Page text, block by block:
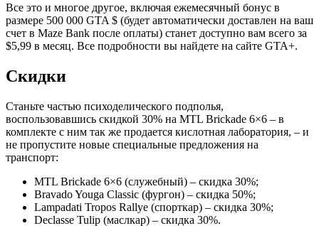
Все это и многое другое, включая ежемесячный бонус в
размере 500 000 GTA $ (будет автоматически доставлен на ваш
счет в Maze Bank после оплаты) станет доступно вам всего за
$5,99 в месяц. Все подробности вы найдете на сайте GTA+.
Скидки
Станьте частью психоделического подполья,
воспользовавшись скидкой 30% на MTL Brickade 6×6 – в
комплекте с ним так же продается кислотная лаборатория, – и
не пропустите новые специальные предложения на
транспорт:
MTL Brickade 6×6 (служебный) – скидка 30%;
Bravado Youga Classic (фургон) – скидка 50%;
Lampadati Tropos Rallye (спорткар) – скидка 30%;
Declasse Tulip (маслкар) – скидка 30%.